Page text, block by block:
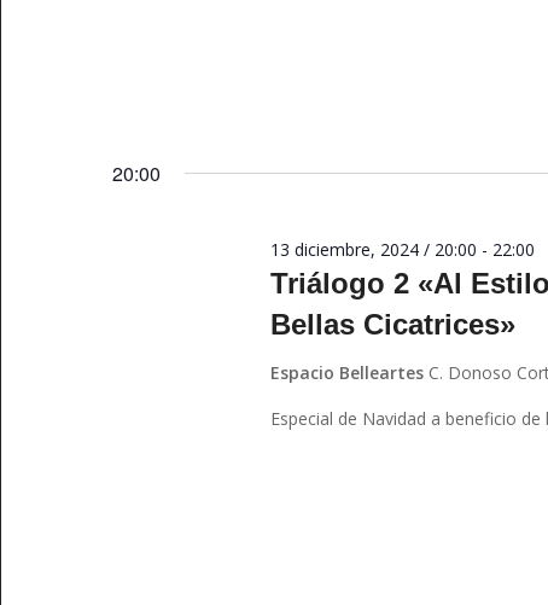
20:00
Triálogo 2 «Al
Bellas Cicatrices»
13 diciembre, 2024 / 20:00 - 22:00
Espacio Belleartes C. Donoso
Especial de Navidad a beneficio